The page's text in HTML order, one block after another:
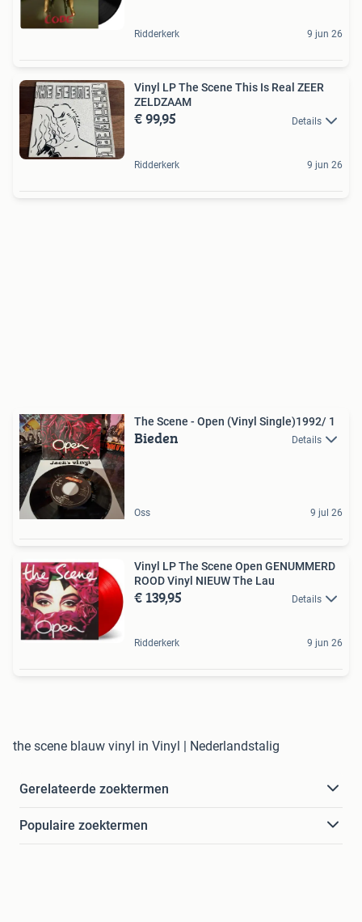
Ridderkerk 9 jun 26
Vinyl LP The Scene This Is Real ZEER
ZELDZAAM
€ 99,95 Details
Ridderkerk 9 jun 26
The Scene - Open (Vinyl Single)1992/ 1
Bieden Details
Oss 9 jul 26
Vinyl LP The Scene Open GENUMMERD
ROOD Vinyl NIEUW The Lau
€ 139,95 Details
Ridderkerk 9 jun 26
the scene blauw vinyl in Vinyl | Nederlandstalig
Gerelateerde zoektermen
Populaire zoektermen